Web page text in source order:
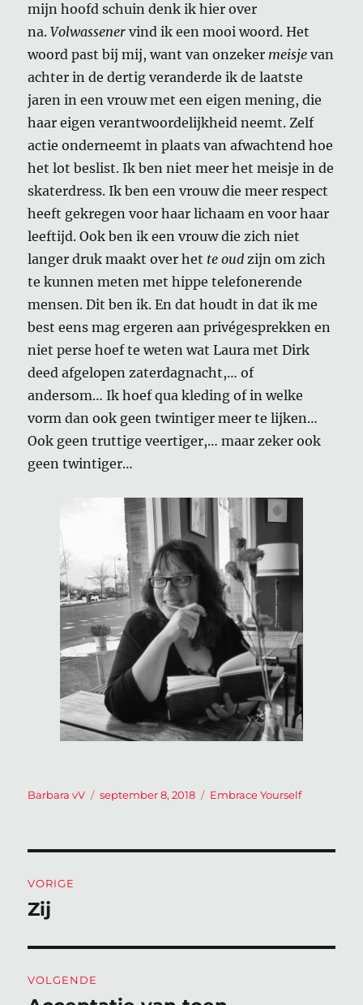
mijn hoofd schuin denk ik hier over
na.Volwassener vind ik een mooi woord. Het
woord past bij mij, want van onzeker meisjevan
achter in de dertig veranderde ik de laatste
jaren in een vrouw met een eigen mening, die
haar eigen verantwoordelijkheid neemt. Zelf
actie onderneemt in plaats van afwachtend hoe
het lot beslist. Ik ben niet meer het meisje in de
skaterdress. Ik ben een vrouw die meer respect
heeft gekregen voor haar lichaam en voor haar
leeftijd. Ook ben ik een vrouw die zich niet
langer druk maakt over het te oud zijn om zich
te kunnen meten met hippe telefonerende
mensen. Dit ben ik. En dat houdt in dat ik me
best eens mag ergeren aan privégesprekken en
niet perse hoef te weten wat Laura met Dirk
deed afgelopen zaterdagnacht,… of
andersom… Ik hoef qua kleding of in welke
vorm dan ook geen twintiger meer te lijken…
Ook geen truttige veertiger,… maar zeker ook
geen twintiger…
Auteur
Barbara vV
Geplaatst
september 8, 2018 Categorieën
Embrace Yourself
navigatie
VORIGE
Vorig
Zij
VOLGENDE